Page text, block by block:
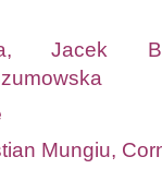
Jacek
Mungiu,